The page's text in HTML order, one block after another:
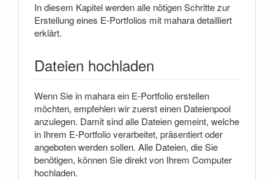
In diesem Kapitel werden alle nötigen Schritte zur
Erstellung eines E-Portfolios mit mahara detailliert
erklärt.
Dateien hochladen
Wenn Sie in mahara ein E-Portfolio erstellen
möchten, empfehlen wir zuerst einen Dateienpool
anzulegen. Damit sind alle Dateien gemeint, welche
in Ihrem E-Portfolio verarbeitet, präsentiert oder
angeboten werden sollen. Alle Dateien, die Sie
benötigen, können Sie direkt von Ihrem Computer
hochladen.